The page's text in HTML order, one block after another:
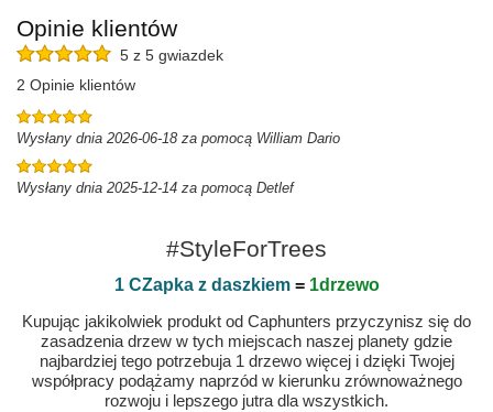
Opinie klientów
5 z 5 gwiazdek
2 Opinie klientów
Wysłany dnia 2026-06-18 za pomocą William Dario
Wysłany dnia 2025-12-14 za pomocą Detlef
#StyleForTrees
1 CZapka z daszkiem= 1drzewo
Kupując jakikolwiek produkt od Caphunters przyczynisz się do
zasadzenia drzew w tych miejscach naszej planety gdzie
najbardziej tego potrzebuja 1 drzewo więcej i dzięki Twojej
współpracy podążamy naprzód w kierunku zrównoważnego
rozwoju i lepszego jutra dla wszystkich.